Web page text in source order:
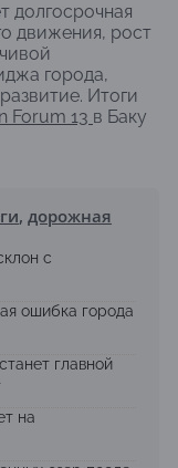
долгосрочная
движения, рост
города,
Итоги
Forum 13 в Баку
, дорожная
с
ошибка города
главной
на